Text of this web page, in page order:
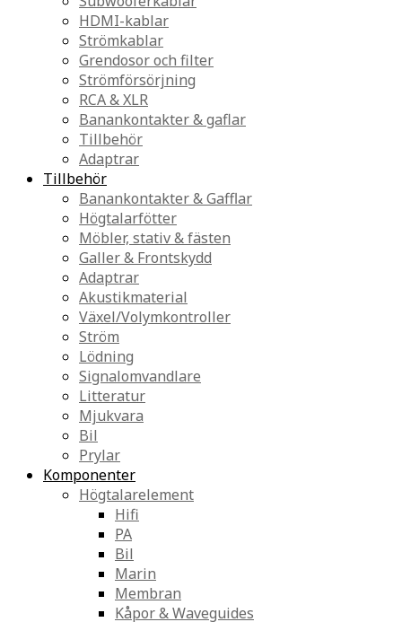
HDMI-kablar
Strömkablar
Grendosor och filter
Strömförsörjning
RCA & XLR
Banankontakter & gaflar
Tillbehör
Adaptrar
Tillbehör
Banankontakter & Gafflar
Högtalarfötter
Möbler, stativ & fästen
Galler & Frontskydd
Adaptrar
Akustikmaterial
Växel/Volymkontroller
Ström
Lödning
Signalomvandlare
Litteratur
Mjukvara
Bil
Prylar
Komponenter
Högtalarelement
Hifi
PA
Bil
Marin
Membran
Kåpor & Waveguides